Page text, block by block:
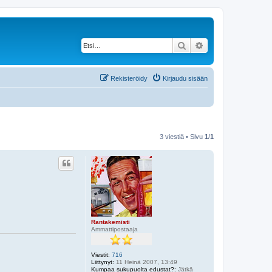
Etsi
Kirjaudu sisään
Rekisteröidy
3 viestiä • Sivu 1/1
Rantakemisti
Ammattipostaaja
Viestit: 716
Liittynyt: 11 Heinä 2007, 13:49
Kumpaa sukupuolta edustat?: Jätkä